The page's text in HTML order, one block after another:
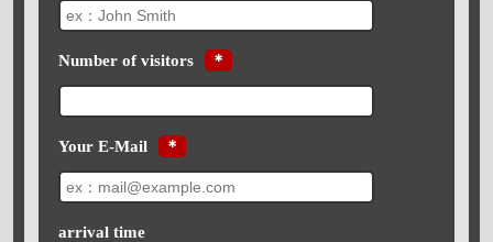
Number of visitors ＊
Your E-Mail ＊
arrival time